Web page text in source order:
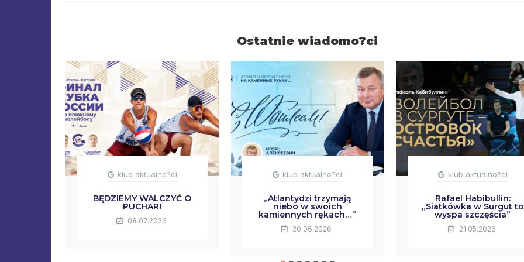
Ostatnie wiadomo?ci
klub aktualno?ci
BĘDZIEMY WALCZYĆ O
PUCHAR!
08.07.2026
klub aktualno?ci
„Atlantydzi trzymają
niebo w swoich
kamiennych rękach…”
20.06.2026
klub aktualno?ci
Rafael Habibullin:
„Siatkówka w Surgut to
wyspa szczęścia”
21.05.2026